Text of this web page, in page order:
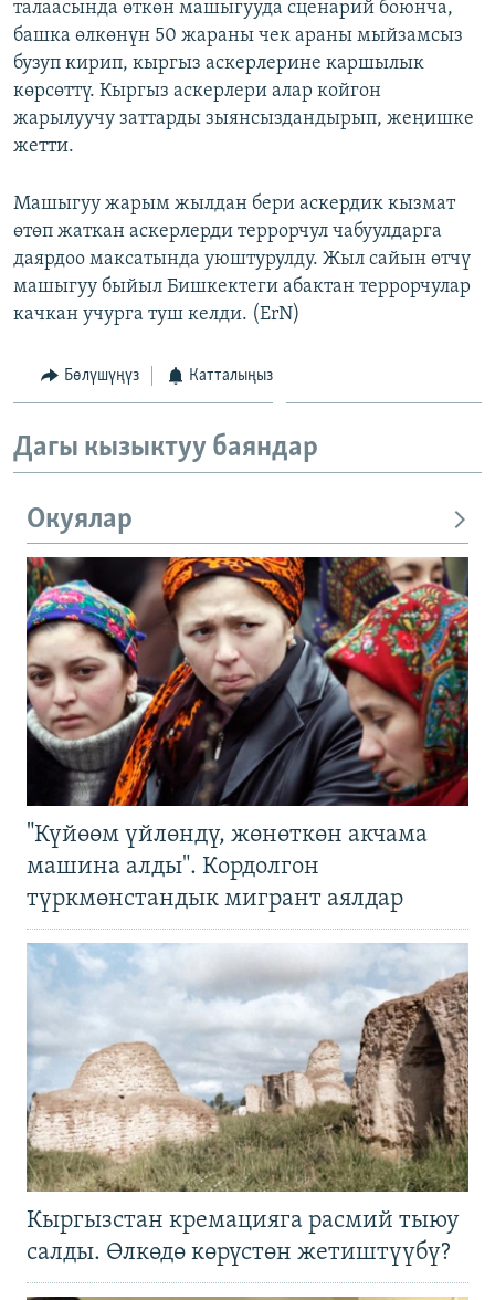
ЫҢГАЙСЫЗ СУРООЛОР
ЭЕ/АРнун бардык сайттары
талаасында өткөн машыгууда сценарий боюнча,
башка өлкөнүн 50 жараны чек араны мыйзамсыз
бузуп кирип, кыргыз аскерлерине каршылык
көрсөттү. Кыргыз аскерлери алар койгон
жарылуучу заттарды зыянсыздандырып, жеңишке
жетти.
Машыгуу жарым жылдан бери аскердик кызмат
өтөп жаткан аскерлерди террорчул чабуулдарга
даярдоо максатында уюштурулду. Жыл сайын өтчү
машыгуу быйыл Бишкектеги абактан террорчулар
качкан учурга туш келди. (ErN)
Бөлүшүңүз Катталыңыз
Дагы кызыктуу баяндар
Окуялар
"Күйөөм үйлөндү, жөнөткөн акчама
машина алды". Кордолгон
түркмөнстандык мигрант аялдар
Кыргызстан кремацияга расмий тыюу
салды. Өлкөдө көрүстөн жетиштүүбү?